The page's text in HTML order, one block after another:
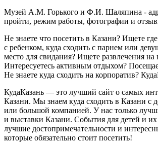
Музей А.М. Горького и Ф.И. Шаляпина -
пройти, режим работы, фотографии и
Не знаете что посетить в Казани? Ищете
с ребенком, куда сходить с парнем или
место для свидания? Ищете развлечения
Интересуетесь активным отдыхом?
Не знаете куда сходить на корпоратив?
КудаКазань — это лучший сайт о самых
Казани. Мы знаем куда сходить в Казани с
или большой компанией. У нас только
и выставки Казани. События для детей и их
лучшие достопримечательности и
которые обязательно стоит посетить!